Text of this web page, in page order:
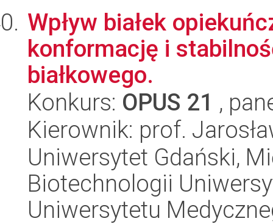
Wpływ białek
konformację i
białkowego.
Konkurs: OPUS 21 ,
Kierownik: prof.
Uniwersytet Gdański,
Biotechnologii
Uniwersytetu